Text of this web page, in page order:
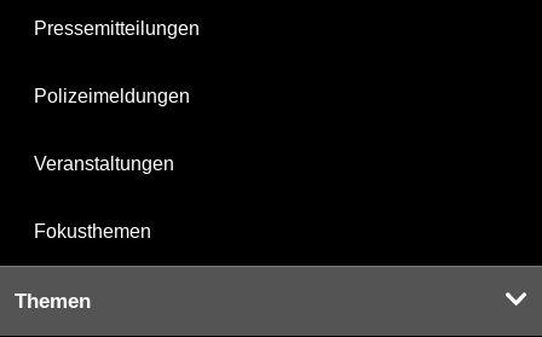
Pressemitteilungen
Polizeimeldungen
Veranstaltungen
Fokusthemen
Themen